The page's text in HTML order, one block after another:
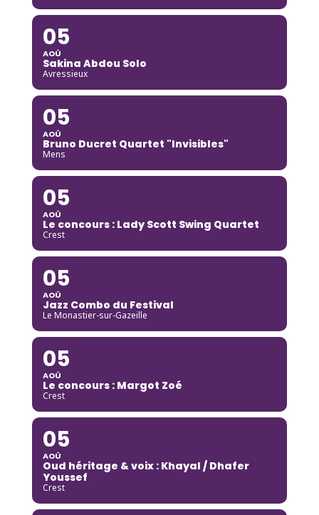
05
AOÛ
Sakina Abdou Solo
Avressieux
05
AOÛ
Bruno Ducret Quartet "Invisibles"
Mens
05
AOÛ
Le concours : Lady Scott Swing Quartet
Crest
05
AOÛ
Jazz Combo du Festival
Le Monastier-sur-Gazeille
05
AOÛ
Le concours : Margot Zoé
Crest
05
AOÛ
Oud héritage & voix : Khayal / Dhafer
Youssef
Crest